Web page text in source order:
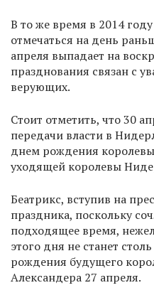
В то же время в 2014
отмечаться на день
апреля выпадает на
празднования связан с
верующих.
Стоит отметить, что 30
передачи власти в
днем рождения
уходящей королевы
Беатрикс, вступив на
праздника, поскольку
подходящее время,
этого дня не станет
рождения будущего
Александера 27 апреля.